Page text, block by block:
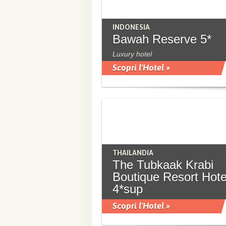
INDONESIA
Bawah Reserve 5*
Luxury hotel
Scopri l'Hotel »
THAILANDIA
The Tubkaak Krabi
Boutique Resort
4*sup
Scopri l'Hotel »